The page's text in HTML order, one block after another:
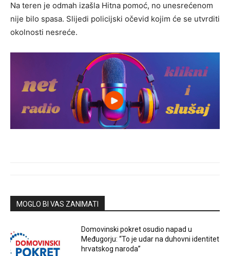
Na teren je odmah izašla Hitna pomoć, no unesrećenom
nije bilo spasa. Slijedi policijski očevid kojim će se utvrditi
okolnosti nesreće.
MOGLO BI VAS ZANIMATI
Domovinski pokret osudio napad u
Međugorju: “To je udar na duhovni identitet
hrvatskog naroda”